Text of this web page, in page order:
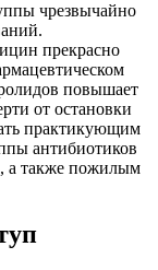
чрезвычайно
прекрасно
повышает
от остановки
практикующим
антибиотиков
а также пожилым